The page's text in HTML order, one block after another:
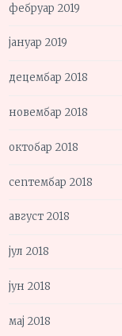
фебруар 2019
јануар 2019
децембар 2018
новембар 2018
октобар 2018
септембар 2018
август 2018
јул 2018
јун 2018
мај 2018